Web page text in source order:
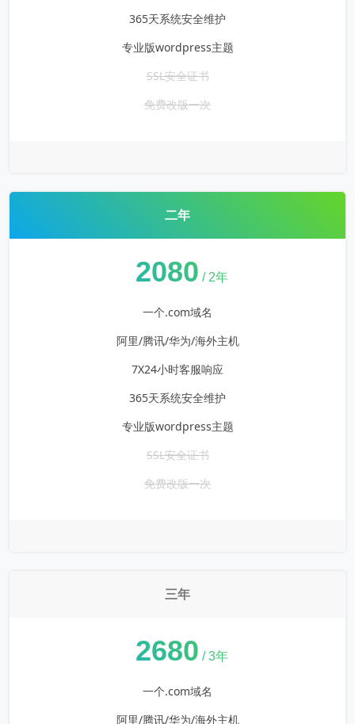
365天系统安全维护
专业版wordpress主题
SSL安全证书
免费改版一次
二年
2080 / 2年
一个.com域名
阿里/腾讯/华为/海外主机
7X24小时客服响应
365天系统安全维护
专业版wordpress主题
SSL安全证书
免费改版一次
三年
2680 / 3年
一个.com域名
阿里/腾讯/华为/海外主机